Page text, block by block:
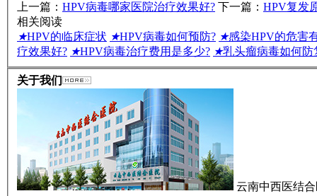
上一篇： HPV病毒哪家医院治疗效果好? 下一篇： HPV复发
相关阅读
★HPV的临床症状 ★HPV病毒如何预防? ★感染HPV的危害
疗效果好? ★HPV病毒治疗费用是多少? ★乳头瘤病毒如何防
关于我们
云南中西医结